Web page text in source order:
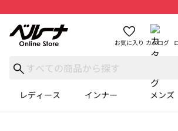
お気に入り カタログ
レディース インナー メンズ